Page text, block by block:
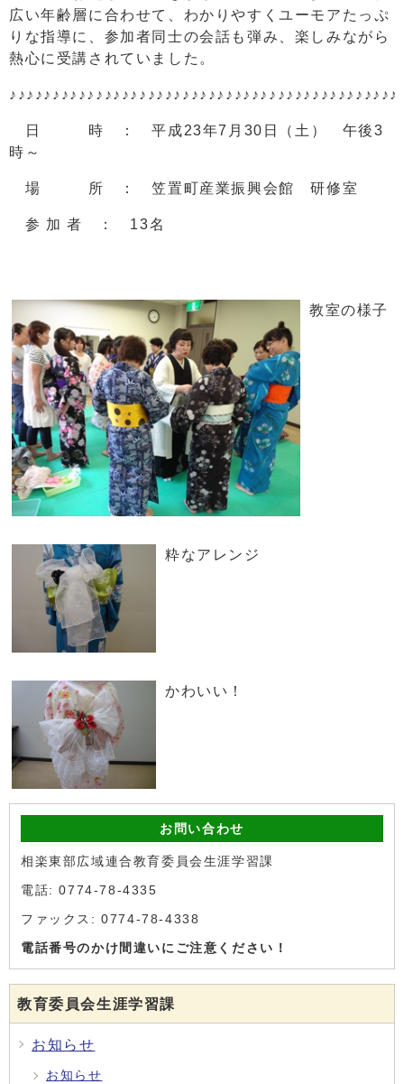
広い年齢層に合わせて、わかりやすくユーモアたっぷ
りな指導に、参加者同士の会話も弾み、楽しみながら
熱心に受講されていました。
日 時 ： 平成23年7月30日（土） 午後3
時～
場 所 ： 笠置町産業振興会館 研修室
参 加 者 ： 13名
教室の様子
粋なアレンジ
かわいい！
お問い合わせ
相楽東部広域連合教育委員会生涯学習課
電話: 0774-78-4335
ファックス: 0774-78-4338
電話番号のかけ間違いにご注意ください！
教育委員会生涯学習課
お知らせ
お知らせ